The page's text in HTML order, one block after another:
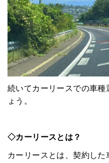
続いてカーリースでの車
ょう。
◇カーリースとは？
カーリースとは、契約し